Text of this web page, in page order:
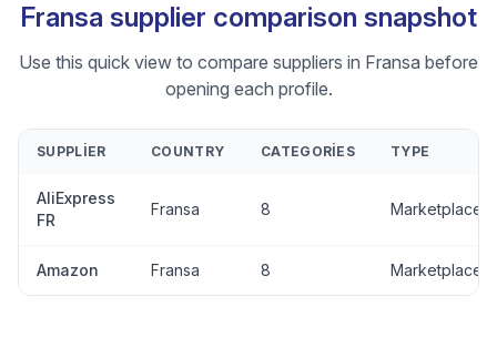
Fransa supplier comparison snapshot
Use this quick view to compare suppliers in Fransa before
opening each profile.
SUPPLIER COUNTRY CATEGORIES TYPE
AliExpress
FR
Fransa 8 Marketplace
Amazon Fransa 8 Marketplace